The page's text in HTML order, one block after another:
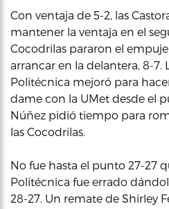
Con ventaja de 5-2, las
mantener la ventaja en el
Cocodrilas pararon el empuje
arrancar en la delantera, 8-7.
Politécnica mejoró para
dame con la UMet desde el
Núñez pidió tiempo para
las Cocodrilas.
No fue hasta el punto 27-27
Politécnica fue errado
28-27. Un remate de Shirley